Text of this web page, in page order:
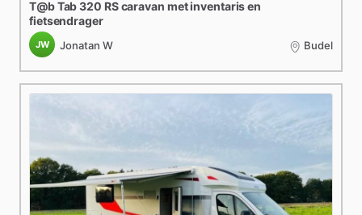
T@bTab320 RScaravan metinventarisen
fietsendrager
JW Jonatan W Budel